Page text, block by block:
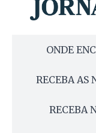
ONDE
RECEBA AS
RECEBA